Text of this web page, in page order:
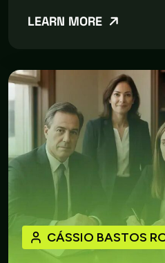
LEARN MORE
CÁSSIO BASTOS